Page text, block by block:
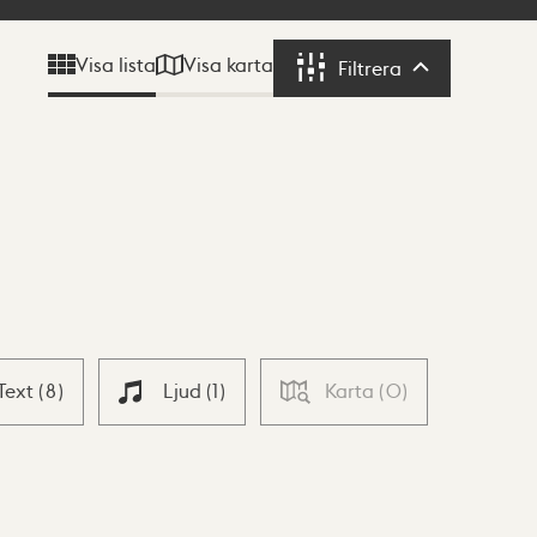
Visa lista Visa karta Filtrera Filtrera
(8) Ljud (1) Karta (0)